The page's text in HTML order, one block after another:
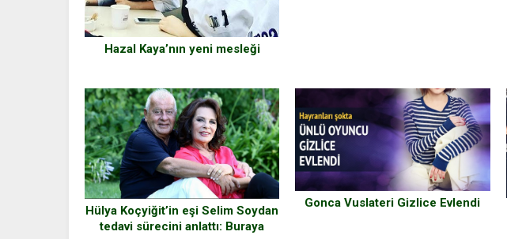
Hazal Kaya’nın yeni mesleği
Hülya Koçyiğit’in eşi Selim Soydan
tedavi sürecini anlattı: Buraya
Gonca Vuslateri Gizlice Evlendi